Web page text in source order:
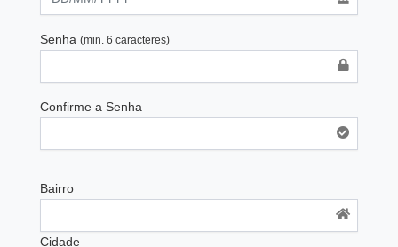
Senha (min. 6 caracteres)
Confirme a Senha
Bairro
Cidade